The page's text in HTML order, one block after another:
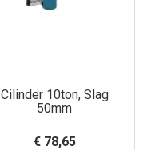
Cilinder 10ton, Slag
50mm
€ 78,65